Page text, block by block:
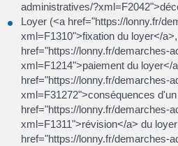
administratives/
Loyer (<a href="https://lonny.fr/
xml=F1310">fixation du loyer</
href="https://lonny.fr/demarches-
xml=F1214">paiement du loyer</
href="https://lonny.fr/demarches-
xml=F31272">conséquences
href="https://lonny.fr/demarches-
xml=F1311">révision</a> du
href="https://lonny.fr/demarches-